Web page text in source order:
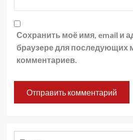
Сохранить моё имя, email и
браузере для последующих
комментариев.